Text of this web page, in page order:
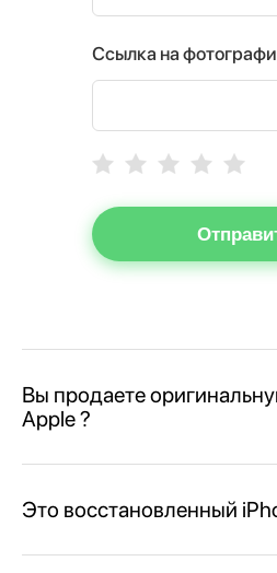
Ссылка на
Вы продаете
Apple ?
Это восстановленный